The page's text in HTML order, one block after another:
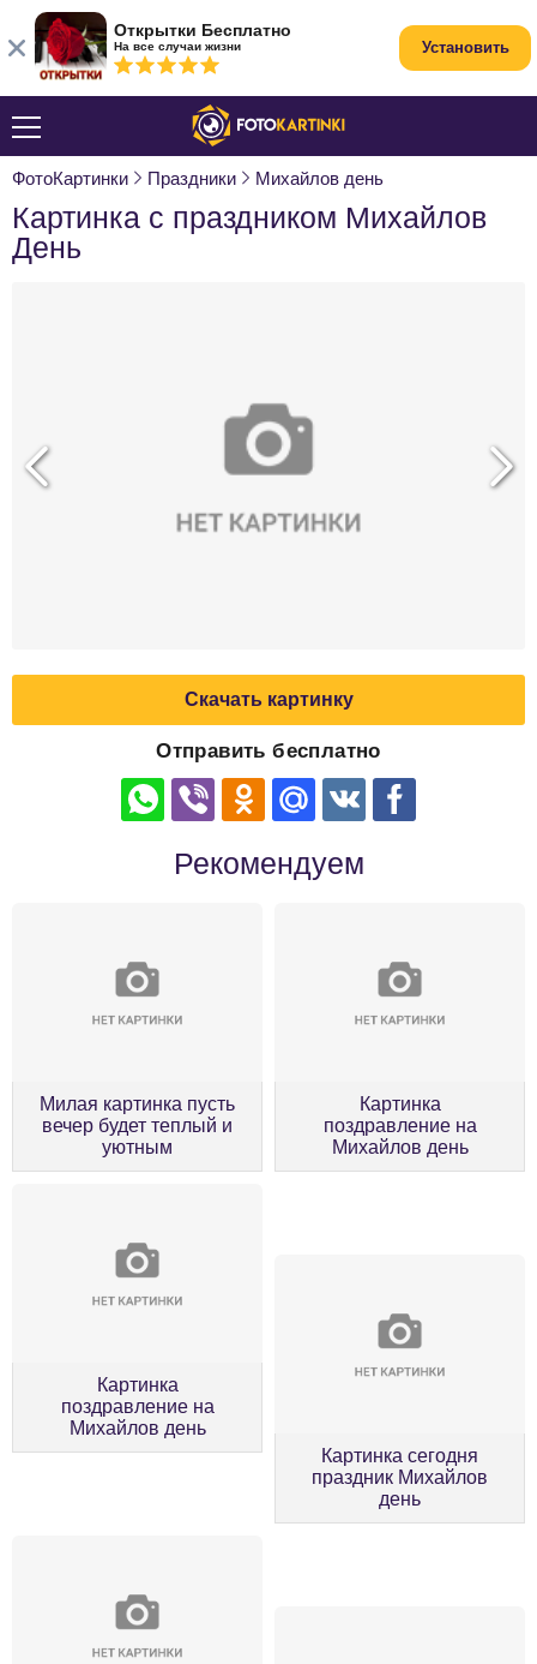
ФотоКартинки Праздники Михайлов день
Картинка с праздником Михайлов
День
Скачать картинку
Отправить бесплатно
Рекомендуем
Милая картинка пусть
вечер будет теплый и
уютным
Картинка
поздравление на
Михайлов день
Картинка
поздравление на
Михайлов день
Картинка сегодня
праздник Михайлов
день
Открытки Бесплатно
На все случаи жизни Установить